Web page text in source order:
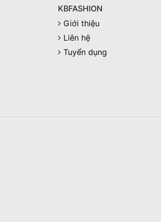
KBFASHION
Giới thiệu
Liên hệ
Tuyển dụng